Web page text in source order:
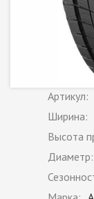
Артикул:
Ширина:
Высота
Диаметр: